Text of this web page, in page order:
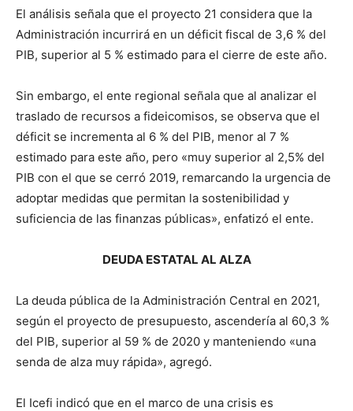
El análisis señala que el proyecto 21 considera que la
Administración incurrirá en un déficit fiscal de 3,6 % del
PIB, superior al 5 % estimado para el cierre de este año.
Sin embargo, el ente regional señala que al analizar el
traslado de recursos a fideicomisos, se observa que el
déficit se incrementa al 6 % del PIB, menor al 7 %
estimado para este año, pero «muy superior al 2,5% del
PIB con el que se cerró 2019, remarcando la urgencia de
adoptar medidas que permitan la sostenibilidad y
suficiencia de las finanzas públicas», enfatizó el ente.
DEUDA ESTATAL AL ALZA
La deuda pública de la Administración Central en 2021,
según el proyecto de presupuesto, ascendería al 60,3 %
del PIB, superior al 59 % de 2020 y manteniendo «una
senda de alza muy rápida», agregó.
El Icefi indicó que en el marco de una crisis es